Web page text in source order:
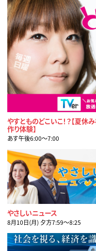
やすとものどこいこ！？【夏休
作り体験】
あす午後6:00〜7:00
やさしいニュース
8月10日(月) 夕方7:59〜8:25